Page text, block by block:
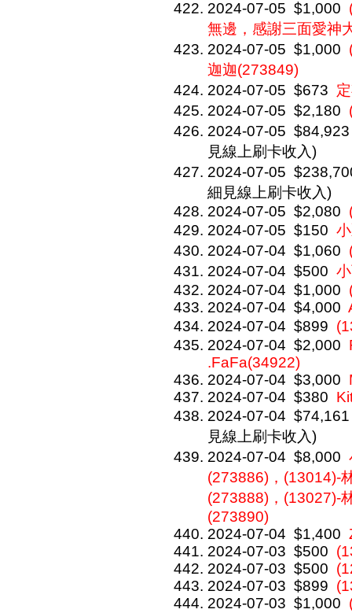
2024-07-05 $1,000
無邊，感謝三面愛神
2024-07-05 $1,000
迦迦(273849)
2024-07-05 $673
2024-07-05 $2,180
2024-07-05 $84,923
見線上刷卡收入)
2024-07-05
細見線上刷卡收入)
2024-07-05 $2,080
2024-07-05 $150
2024-07-04 $1,060
2024-07-04 $500
2024-07-04 $1,000
2024-07-04 $4,000
2024-07-04 $899
2024-07-04 $2,000
.FaFa(34922)
2024-07-04 $3,000
2024-07-04 $380
2024-07-04 $74,161
見線上刷卡收入)
2024-07-04 $8,000
(273886)，(13014)-
(273888)，(13027)-
(273890)
2024-07-04 $1,400
2024-07-03 $500
2024-07-03 $500
2024-07-03 $899
2024-07-03 $1,000